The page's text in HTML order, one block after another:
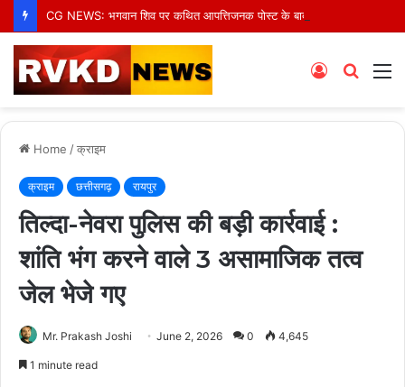
Search
Log
Home /क्राइम
क्राइम छत्तीसगढ़ रायपुर
तिल्दा-नेवरा पुलिस की बड़ी कार्रवाई :
शांति भंग करने वाले 3 असामाजिक तत्व
जेल भेजे गए
Mr. Prakash Joshi June 2, 2026 0 4,645
1 minute read